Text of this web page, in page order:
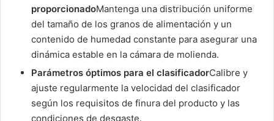
proporcionadoMantenga una distribución uniforme
del tamaño de los granos de alimentación y un
contenido de humedad constante para asegurar una
dinámica estable en la cámara de molienda.
Parámetros óptimos para el clasificadorCalibre y
ajuste regularmente la velocidad del clasificador
según los requisitos de finura del producto y las
condiciones de desgaste.